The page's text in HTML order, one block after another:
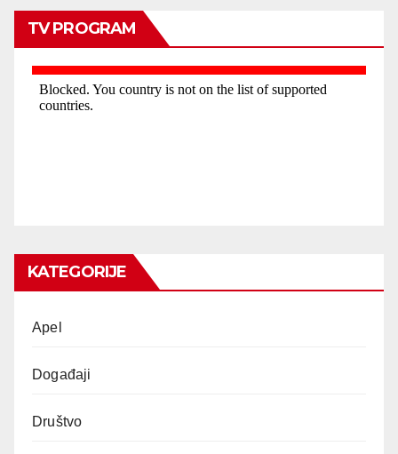
TV PROGRAM
KATEGORIJE
Apel
Događaji
Društvo